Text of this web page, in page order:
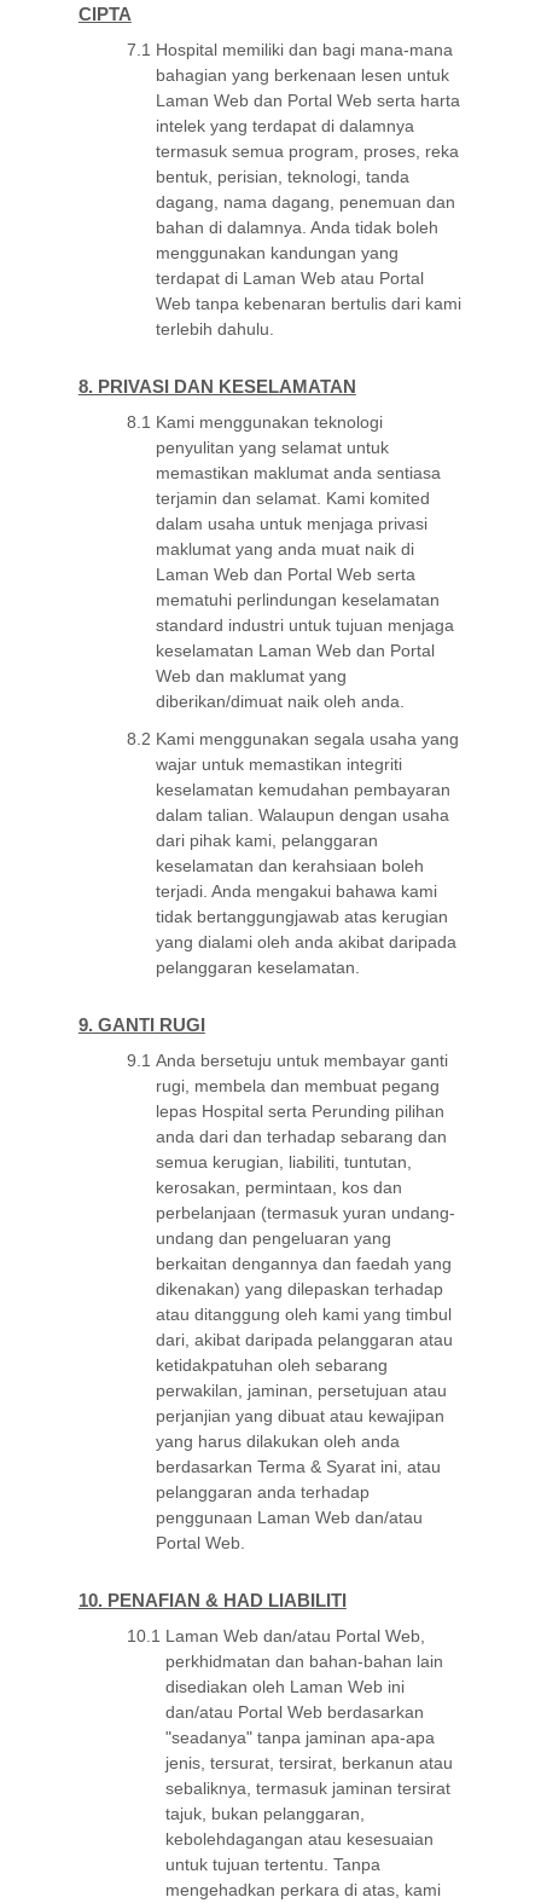
CIPTA
7.1 Hospital memiliki dan bagi mana-mana
bahagian yang berkenaan lesen untuk
Laman Web dan Portal Web serta harta
intelek yang terdapat di dalamnya
termasuk semua program, proses, reka
bentuk, perisian, teknologi, tanda
dagang, nama dagang, penemuan dan
bahan di dalamnya. Anda tidak boleh
menggunakan kandungan yang
terdapat di Laman Web atau Portal
Web tanpa kebenaran bertulis dari kami
terlebih dahulu.
8. PRIVASI DAN KESELAMATAN
8.1 Kami menggunakan teknologi
penyulitan yang selamat untuk
memastikan maklumat anda sentiasa
terjamin dan selamat. Kami komited
dalam usaha untuk menjaga privasi
maklumat yang anda muat naik di
Laman Web dan Portal Web serta
mematuhi perlindungan keselamatan
standard industri untuk tujuan menjaga
keselamatan Laman Web dan Portal
Web dan maklumat yang
diberikan/dimuat naik oleh anda.
8.2 Kami menggunakan segala usaha yang
wajar untuk memastikan integriti
keselamatan kemudahan pembayaran
dalam talian. Walaupun dengan usaha
dari pihak kami, pelanggaran
keselamatan dan kerahsiaan boleh
terjadi. Anda mengakui bahawa kami
tidak bertanggungjawab atas kerugian
yang dialami oleh anda akibat daripada
pelanggaran keselamatan.
9. GANTI RUGI
9.1 Anda bersetuju untuk membayar ganti
rugi, membela dan membuat pegang
lepas Hospital serta Perunding pilihan
anda dari dan terhadap sebarang dan
semua kerugian, liabiliti, tuntutan,
kerosakan, permintaan, kos dan
perbelanjaan (termasuk yuran undang-
undang dan pengeluaran yang
berkaitan dengannya dan faedah yang
dikenakan) yang dilepaskan terhadap
atau ditanggung oleh kami yang timbul
dari, akibat daripada pelanggaran atau
ketidakpatuhan oleh sebarang
perwakilan, jaminan, persetujuan atau
perjanjian yang dibuat atau kewajipan
yang harus dilakukan oleh anda
berdasarkan Terma & Syarat ini, atau
pelanggaran anda terhadap
penggunaan Laman Web dan/atau
Portal Web.
10. PENAFIAN & HAD LIABILITI
10.1 Laman Web dan/atau Portal Web,
perkhidmatan dan bahan-bahan lain
disediakan oleh Laman Web ini
dan/atau Portal Web berdasarkan
"seadanya" tanpa jaminan apa-apa
jenis, tersurat, tersirat, berkanun atau
sebaliknya, termasuk jaminan tersirat
tajuk, bukan pelanggaran,
kebolehdagangan atau kesesuaian
untuk tujuan tertentu. Tanpa
mengehadkan perkara di atas, kami